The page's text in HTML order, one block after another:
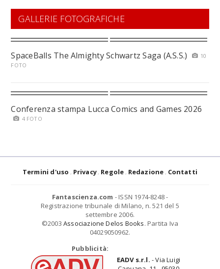
GALLERIE FOTOGRAFICHE
SpaceBalls The Almighty Schwartz Saga (A.S.S.)
10
FOTO
Conferenza stampa Lucca Comics and Games 2026
4 FOTO
Termini d'uso Privacy Regole Redazione Contatti
Fantascienza.com - ISSN 1974-8248 -
Registrazione tribunale di Milano, n. 521 del 5
settembre 2006.
©2003 Associazione Delos Books. Partita Iva
04029050962.
Pubblicità:
EADV s.r.l. - Via Luigi